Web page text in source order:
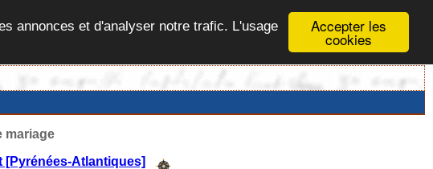
Accepter les
cookies
annonces et d'analyser notre trafic. L'usage
mariage
[Pyrénées-Atlantiques]